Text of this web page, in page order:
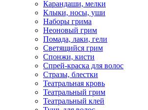
Карандаши, мелки
Клыки, носы, уши
Наборы грима
Неоновый грим
Помада, лаки, гели
Светящийся грим
Спонжи, кисти
Спрей-краска для волос
Стразы, блестки
Театральная кровь
Театральный грим
Театральный клей